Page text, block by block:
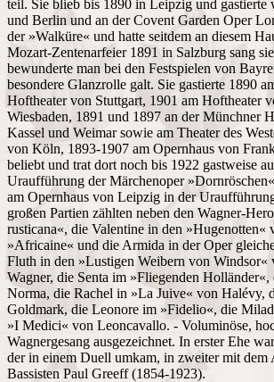
teil. Sie blieb bis 1890 in Leipzig und
und Berlin und an der Covent Garden Oper
der »Walküre« und hatte seitdem an diesem
Mozart-Zentenarfeier 1891 in Salzburg sang
bewunderte man bei den Festspielen von
besondere Glanzrolle galt. Sie gastierte 1890
Hoftheater von Stuttgart, 1901 am Hoftheater
Wiesbaden, 1891 und 1897 an der Münchner
Kassel und Weimar sowie am Theater des
von Köln, 1893-1907 am Opernhaus von
beliebt und trat dort noch bis 1922 gastweise
Uraufführung der Märchenoper
am Opernhaus von Leipzig in der
großen Partien zählten neben den Wagner-
rusticana«, die Valentine in den
»Africaine« und die Armida in der Oper
Fluth in den »Lustigen Weibern von
Wagner, die Senta im »Fliegenden
Norma, die Rachel in »La Juive« von Halévy,
Goldmark, die Leonore im »Fidelio«, die
»I Medici« von Leoncavallo. - Voluminöse,
Wagnergesang ausgezeichnet. In erster Ehe
der in einem Duell umkam, in zweiter mit
Bassisten Paul Greeff (1854-1923).